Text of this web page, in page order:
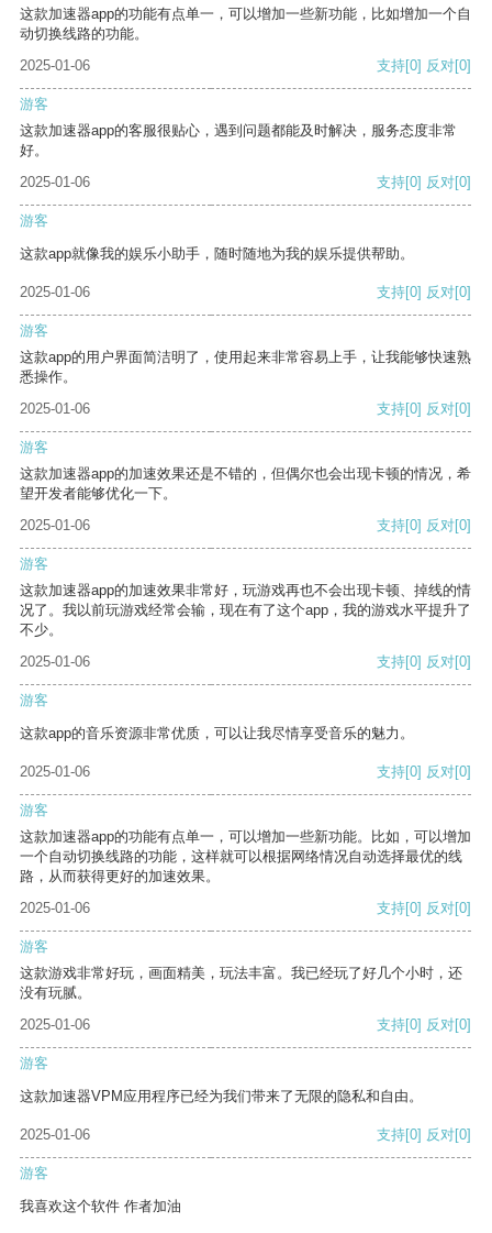
这款加速器app的功能有点单一，可以增加一些新功能，比如增加一个自
动切换线路的功能。
2025-01-06
支持[0] 反对[0]
游客
这款加速器app的客服很贴心，遇到问题都能及时解决，服务态度非常
好。
2025-01-06
支持[0] 反对[0]
游客
这款app就像我的娱乐小助手，随时随地为我的娱乐提供帮助。
2025-01-06 支持[0] 反对[0]
游客
这款app的用户界面简洁明了，使用起来非常容易上手，让我能够快速熟
悉操作。
2025-01-06
支持[0] 反对[0]
游客
这款加速器app的加速效果还是不错的，但偶尔也会出现卡顿的情况，希
望开发者能够优化一下。
2025-01-06
支持[0] 反对[0]
游客
这款加速器app的加速效果非常好，玩游戏再也不会出现卡顿、掉线的情
况了。我以前玩游戏经常会输，现在有了这个app，我的游戏水平提升了
不少。
2025-01-06
支持[0] 反对[0]
游客
这款app的音乐资源非常优质，可以让我尽情享受音乐的魅力。
2025-01-06 支持[0] 反对[0]
游客
这款加速器app的功能有点单一，可以增加一些新功能。比如，可以增加
一个自动切换线路的功能，这样就可以根据网络情况自动选择最优的线
路，从而获得更好的加速效果。
2025-01-06
支持[0] 反对[0]
游客
这款游戏非常好玩，画面精美，玩法丰富。我已经玩了好几个小时，还
没有玩腻。
2025-01-06
支持[0] 反对[0]
游客
这款加速器VPM应用程序已经为我们带来了无限的隐私和自由。
2025-01-06 支持[0] 反对[0]
游客
我喜欢这个软件 作者加油